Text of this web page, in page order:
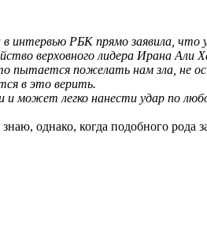
РБК прямо заявила, что
верховного лидера Ирана Али
пытается пожелать нам зла,
в это верить.
может легко нанести удар по
однако, когда подобного рода